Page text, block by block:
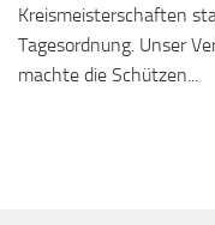
Kreismeisterschaften
Tagesordnung. Unser
machte die Schützen...